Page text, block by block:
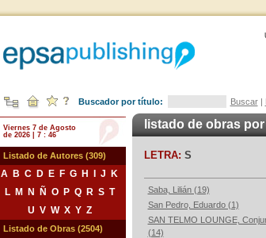
Buscador por título: Buscar|
Viernes 7 de Agosto
de 2026 | 7 : 46
Listado de Autores (309)
A B C D E F G H J
K
L
M N Ñ O P Q R S T
U V W X Y Z
Listado de Obras (2504)
listado de obras
LETRA: S
Saba, Lilián (19)
San Pedro, Eduardo (1)
SAN TELMO LOUNGE,
(14)